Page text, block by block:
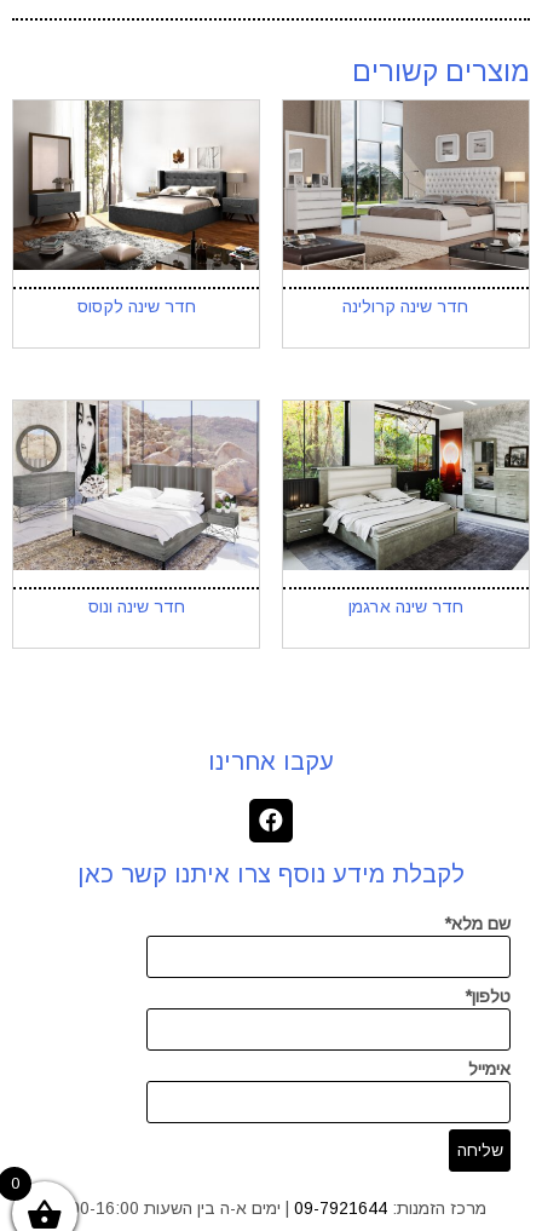
מוצרים קשורים
חדר שינה קרולינה חדר שינה לקסוס
חדר שינה ארגמן חדר שינה ונוס
עקבו אחרינו
לקבלת מידע נוסף צרו איתנו קשר כאן
שם מלא*
טלפון*
אימייל
מרכז הזמנות: 09-7921644 | ימים א-ה בין השעות 9:00-16:00
0